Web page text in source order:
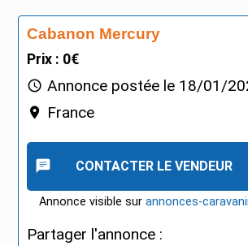
Cabanon Mercury
Prix : 0€
Annonce postée le 18/01/
France
CONTACTER LE VENDEUR
Annonce visible surannonces-
Partager l'annonce :